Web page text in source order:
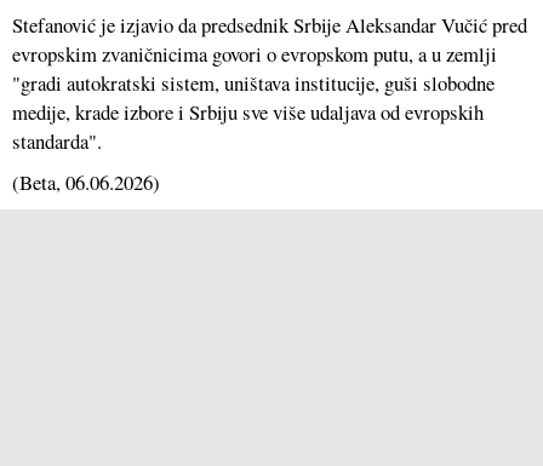
Stefanović je izjavio da predsednik Srbije Aleksandar Vučić pred
evropskim zvaničnicima govori o evropskom putu, a u zemlji
"gradi autokratski sistem, uništava institucije, guši slobodne
medije, krade izbore i Srbiju sve više udaljava od evropskih
standarda".
(Beta, 06.06.2026)